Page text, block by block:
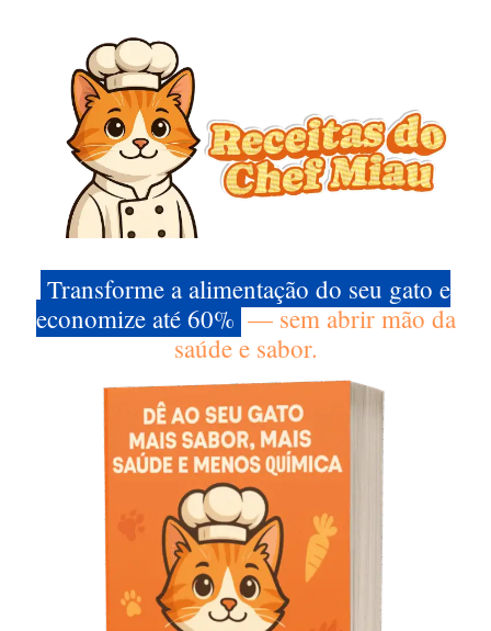
Transforme a alimentação do seu gato e
economize até 60% — sem abrir mão da
saúde e sabor.